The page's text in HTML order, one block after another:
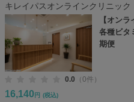
キレイパスオンラインクリニック
【オン
各種ビタ
期便
0.0 （0件）
16,140 円 (税込)